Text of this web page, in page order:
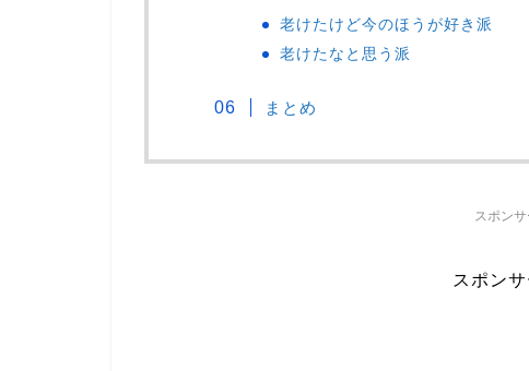
老けたけど今のほうが好き派
老けたなと思う派
まとめ
スポン
スポン